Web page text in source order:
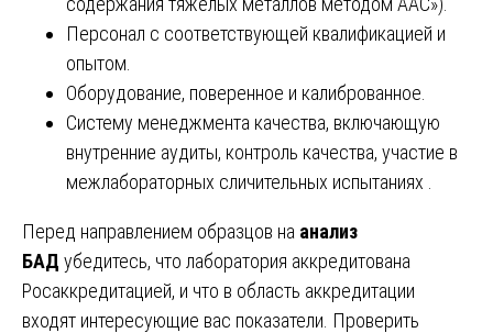
Персонал с соответствующей квалификацией и
опытом.
Оборудование, поверенное и калиброванное.
Систему менеджмента качества, включающую
внутренние аудиты, контроль качества, участие в
межлабораторных сличительных испытаниях .
Перед направлением образцов на анализ
БАД убедитесь, что лаборатория аккредитована
Росаккредитацией, и что в область аккредитации
входят интересующие вас показатели. Проверить